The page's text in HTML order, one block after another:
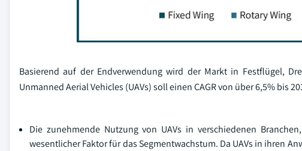
Basierend auf der Endverwendung wird der Markt in Festflügel,
Unmanned Aerial Vehicles (UAVs) soll einen CAGR von über 6,5% bis
Die zunehmende Nutzung von UAVs in verschiedenen
wesentlicher Faktor für das Segmentwachstum. Da UAVs in ihren